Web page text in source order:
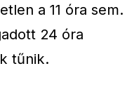
a 11 óra sem.
24 óra
tűnik.